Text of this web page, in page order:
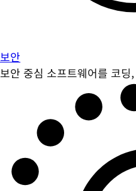
보안
보안 중심 소프트웨어를 코